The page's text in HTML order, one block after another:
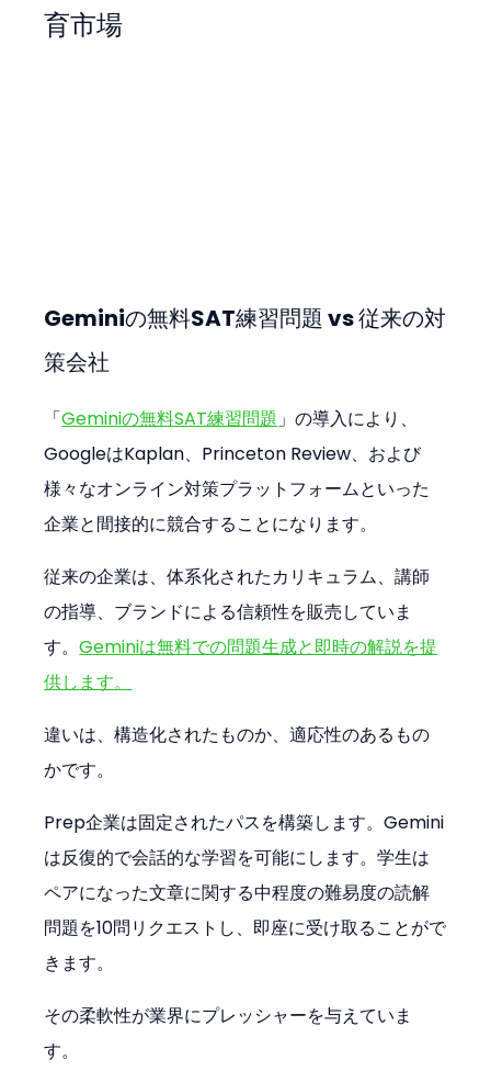
育市場
Geminiの無料SAT練習問題 vs 従来の対
策会社
「Geminiの無料SAT練習問題」の導入により、
GoogleはKaplan、Princeton Review、および
様々なオンライン対策プラットフォームといった
企業と間接的に競合することになります。
従来の企業は、体系化されたカリキュラム、講師
の指導、ブランドによる信頼性を販売していま
す。Geminiは無料での問題生成と即時の解説を提
供します。
違いは、構造化されたものか、適応性のあるもの
かです。
Prep企業は固定されたパスを構築します。Gemini
は反復的で会話的な学習を可能にします。学生は
ペアになった文章に関する中程度の難易度の読解
問題を10問リクエストし、即座に受け取ることがで
きます。
その柔軟性が業界にプレッシャーを与えていま
す。